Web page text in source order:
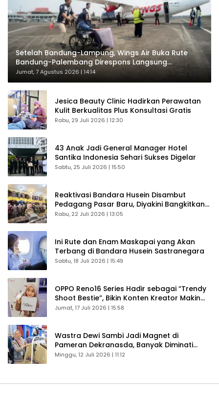
Setelah Bandung-Lampung, Wings Air Buka Rute
Bandung-Palembang Direspons Langsung
Penumpang
Jumat, 7 Agustus 2026 | 14:14
Jesica Beauty Clinic Hadirkan Perawatan
Kulit Berkualitas Plus Konsultasi Gratis
Rabu, 29 Juli 2026 | 12:30
43 Anak Jadi General Manager Hotel
Santika Indonesia Sehari Sukses Digelar
Sabtu, 25 Juli 2026 | 15:50
Reaktivasi Bandara Husein Disambut
Pedagang Pasar Baru, Diyakini Bangkitkan
Kembali Ekonomi Bandung
Rabu, 22 Juli 2026 | 13:05
Ini Rute dan Enam Maskapai yang Akan
Terbang di Bandara Husein Sastranegara
Sabtu, 18 Juli 2026 | 15:49
OPPO Reno16 Series Hadir sebagai “Trendy
Shoot Bestie”, Bikin Konten Kreator Makin
Betah
Jumat, 17 Juli 2026 | 15:58
Wastra Dewi Sambi Jadi Magnet di
Pameran Dekranasda, Banyak Diminati
Pengunjung
Minggu, 12 Juli 2026 | 11:12